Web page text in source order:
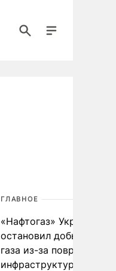
ГЛАВНОЕ
«Нафтогаз» Украины
остановил добычу
газа из-за повреждения
инфраструктуры